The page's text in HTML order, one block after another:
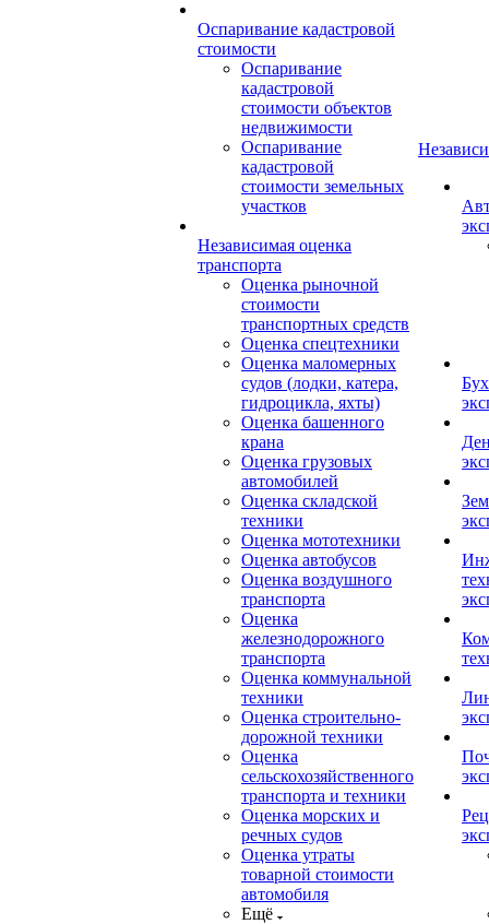
Оспаривание кадастровой
стоимости
Оспаривание
кадастровой
стоимости объектов
недвижимости
Оспаривание
кадастровой
стоимости земельных
участков
Независимая оценка
транспорта
Оценка рыночной
стоимости
транспортных средств
Оценка спецтехники
Оценка маломерных
судов (лодки, катера,
гидроцикла, яхты)
Оценка башенного
крана
Оценка грузовых
автомобилей
Оценка складской
техники
Оценка мототехники
Оценка автобусов
Оценка воздушного
транспорта
Оценка
железнодорожного
транспорта
Оценка коммунальной
техники
Оценка строительно-
дорожной техники
Оценка
сельскохозяйственного
транспорта и техники
Оценка морских и
речных судов
Оценка утраты
товарной стоимости
автомобиля
Ещё